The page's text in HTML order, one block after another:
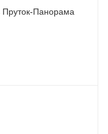
Пруток-Панорама